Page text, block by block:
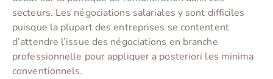
secteurs. Les négociations salariales y sont difficiles
puisque la plupart des entreprises se contentent
d’attendre l’issue des négociations en branche
professionnelle pour appliquer a posteriori les minima
conventionnels.